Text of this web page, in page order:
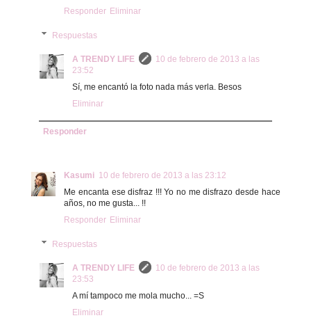
Responder Eliminar
Respuestas
A TRENDY LIFE
10 de febrero de 2013 a las
23:52
Sí, me encantó la foto nada más verla. Besos
Eliminar
Responder
Kasumi 10 de febrero de 2013 a las 23:12
Me encanta ese disfraz !!! Yo no me disfrazo desde hace
años, no me gusta... !!
Responder Eliminar
Respuestas
A TRENDY LIFE
10 de febrero de 2013 a las
23:53
A mí tampoco me mola mucho... =S
Eliminar